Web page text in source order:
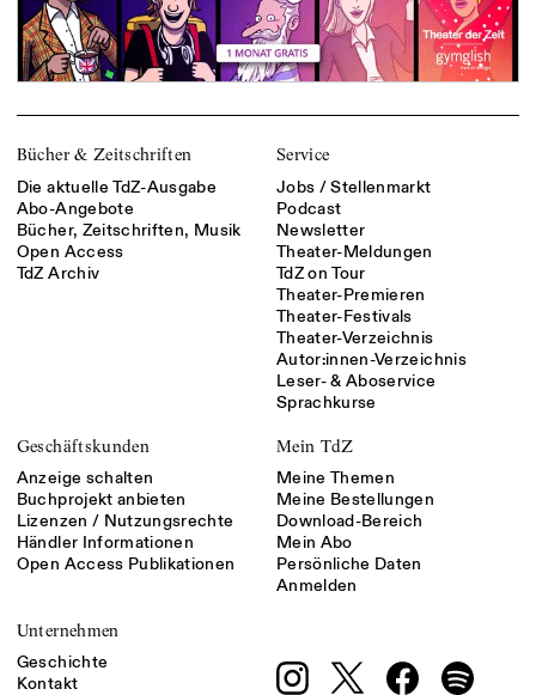
Bücher & Zeitschriften
Die aktuelle TdZ-Ausgabe
Abo-Angebote
Bücher, Zeitschriften, Musik
Open Access
TdZ Archiv
Service
Jobs / Stellenmarkt
Podcast
Newsletter
Theater-Meldungen
TdZ on Tour
Theater-Premieren
Theater-Festivals
Theater-Verzeichnis
Autor:innen-Verzeichnis
Leser- & Aboservice
Sprachkurse
Geschäftskunden
Anzeige schalten
Buchprojekt anbieten
Lizenzen / Nutzungsrechte
Händler Informationen
Open Access Publikationen
Mein TdZ
Meine Themen
Meine Bestellungen
Download-Bereich
Mein Abo
Persönliche Daten
Anmelden
Unternehmen
Geschichte
Kontakt